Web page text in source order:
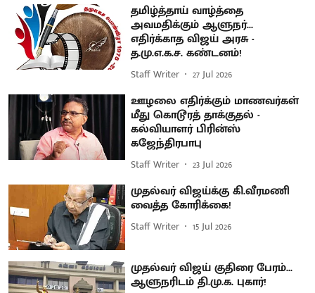
தமிழ்த்தாய் வாழ்த்தை
அவமதிக்கும் ஆளுநர்...
எதிர்க்காத விஜய் அரசு -
த.மு.எ.க.ச. கண்டனம்!
Staff Writer 27 Jul 2026
ஊழலை எதிர்க்கும் மாணவர்கள்
மீது கொடூரத் தாக்குதல் -
கல்வியாளர் பிரின்ஸ்
கஜேந்திரபாபு
Staff Writer 23 Jul 2026
முதல்வர் விஜய்க்கு கி.வீரமணி
வைத்த கோரிக்கை!
Staff Writer 15 Jul 2026
முதல்வர் விஜய் குதிரை பேரம்...
ஆளுநரிடம் தி.மு.க. புகார்!